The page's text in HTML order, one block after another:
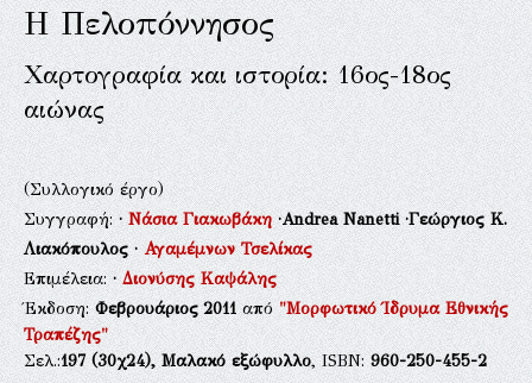
Η Πελοπόννησος
Χαρτογραφία και ιστορία: 16ος-18ος
αιώνας
(Συλλογικό έργο)
Συγγραφή:·Νάσια Γιακωβάκη·Andrea Nanetti·Γεώργιος Κ.
Λιακόπουλος·Αγαμέμνων Τσελίκας
Επιμέλεια:·Διονύσης Καψάλης
Έκδοση:Φεβρουάριος 2011από"Μορφωτικό Ίδρυμα Εθνικής
Τραπέζης"
Σελ.:197(30χ24), Μαλακό εξώφυλλο, ISBN:960-250-455-2